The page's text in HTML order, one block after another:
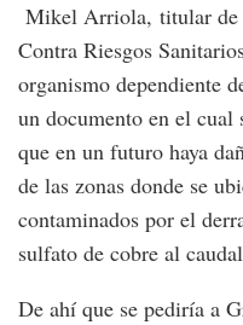
Mikel Arriola, titular de
Contra Riesgos
organismo dependiente
un documento en el
que en un futuro haya
de las zonas donde se
contaminados por el
sulfato de cobre al
De ahí que se pediría a